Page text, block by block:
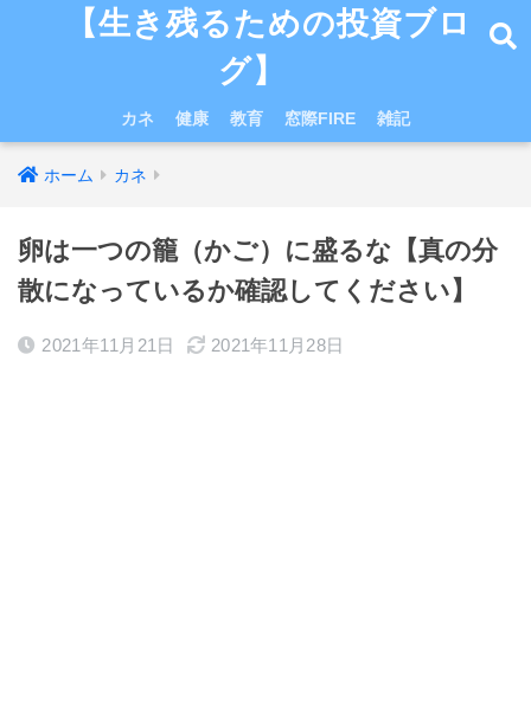
【生き残るための投資ブロ
グ】
カネ 健康 教育 窓際FIRE 雑記
ホーム カネ
卵は一つの籠（かご）に盛るな【真の分
散になっているか確認してください】
2021年11月21日 2021年11月28日